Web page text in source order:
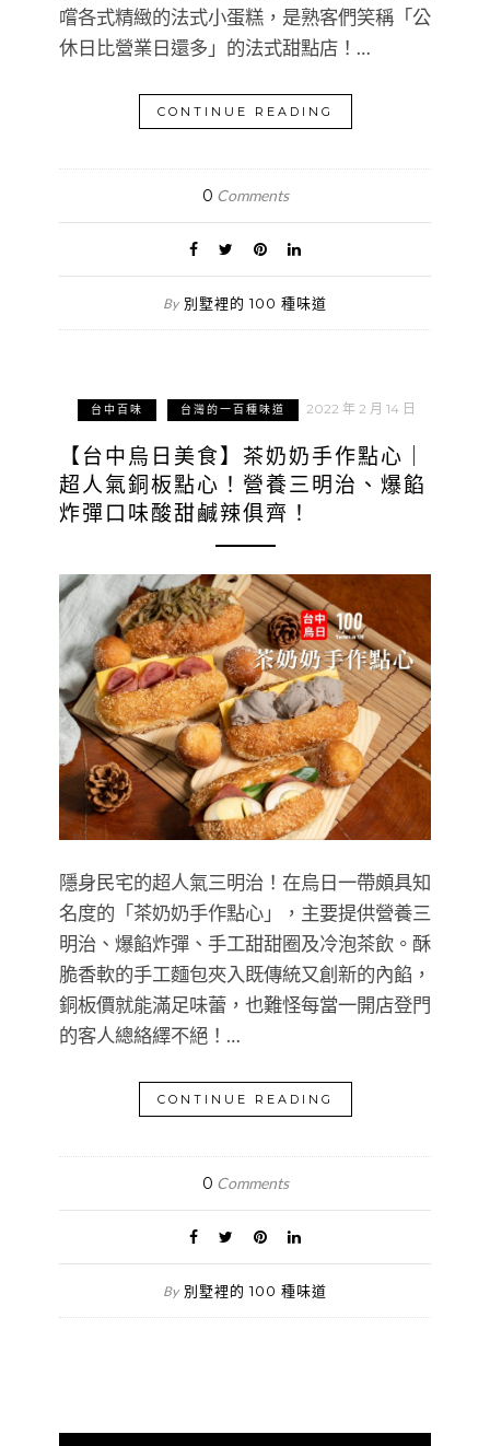
嚐各式精緻的法式小蛋糕，是熟客們笑稱「公
休日比營業日還多」的法式甜點店！…
CONTINUE READING
0 Comments
By 別墅裡的 100 種味道
台中百味 台灣的一百種味道 2022 年 2 月 14 日
【台中烏日美食】茶奶奶手作點心｜
超人氣銅板點心！營養三明治、爆餡
炸彈口味酸甜鹹辣俱齊！
隱身民宅的超人氣三明治！在烏日一帶頗具知
名度的「茶奶奶手作點心」，主要提供營養三
明治、爆餡炸彈、手工甜甜圈及冷泡茶飲。酥
脆香軟的手工麵包夾入既傳統又創新的內餡，
銅板價就能滿足味蕾，也難怪每當一開店登門
的客人總絡繹不絕！…
CONTINUE READING
0 Comments
By 別墅裡的 100 種味道